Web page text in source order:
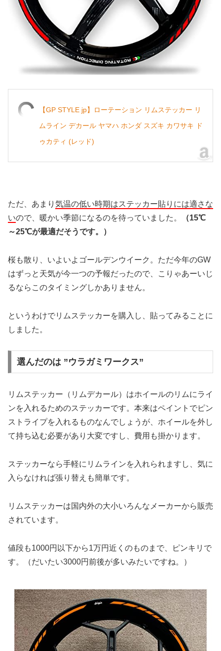
【GP STYLE jp】ローテーション リムステッカー リ
ムライン デカール ヤマハ ホンダ スズキ カワサキ ド
ゥカティ (レッド)
ただ、あまり 気温の低い時期はステッカー貼りには適さな
いので、暖かい季節になるのを待っていました。
（15℃
～25℃が最適だそうです。）
桜も散り、いよいよゴールデンウイーク。ただ今年のGW
はずっと天気が今一つの予報だったので、こりゃあーいじ
るならこのタイミングしかありません。
というわけでリムステッカーを購入し、貼ってみることに
しました。
選んだのは ”ウラガミワークス”
リムステッカー（リムデカール）はホイールのリムにライ
ンを入れるためのステッカーです。本来はペイントでピン
ストライプを入れるものなんでしょうが、ホイールを外し
て持ち込む必要があり大変ですし、費用も掛かります。
ステッカーなら手軽にリムラインを入れられますし、気に
入らなければ張り替えも簡単です。
リムステッカーは国内外の大小いろんなメーカーから販売
されています。
値段も1000円以下から1万円近くのものまで、ピンキリで
す。（だいたい3000円前後が多いみたいですね。）